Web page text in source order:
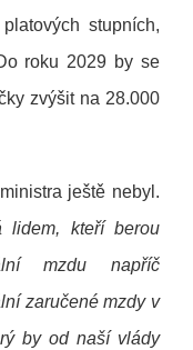
stupních,
roku 2029 by se
zvýšit na 28.000
ještě nebyl.
lidem, kteří berou
mzdu napříč
zaručené mzdy v
by od naší vlády